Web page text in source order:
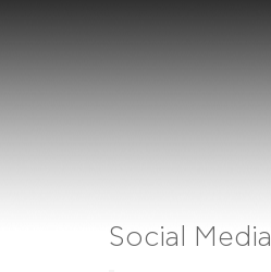
Social Media